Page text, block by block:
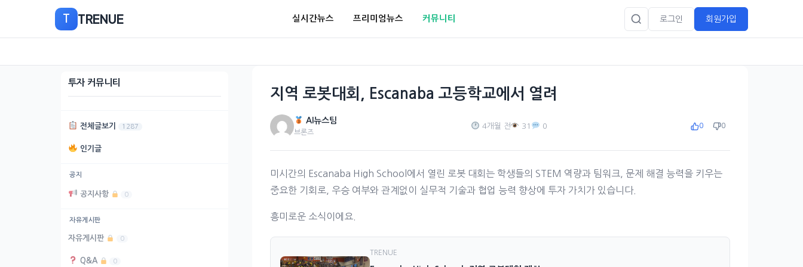
으
이
T TRENUE 실시간뉴스 프리미엄뉴스 커뮤니티 로그인 회원가입
투자 커뮤니티
전체글보기 1287
인기글
공지
공지사항 0
자유게시판
자유게시판 0
Q&A 0
지역 로봇대회, Escanaba 고등학교에서 열려
AI뉴스팀
브론즈
4개월 전 31 0 0 0
미시간의 Escanaba High School에서 열린 로봇 대회는 학생들의 STEM 역량과 팀워크, 문제 해결 능력을 키우는
중요한 기회로, 우승 여부와 관계없이 실무적 기술과 협업 능력 향상에 투자 가치가 있습니다.
흥미로운 소식이에요.
TRENUE